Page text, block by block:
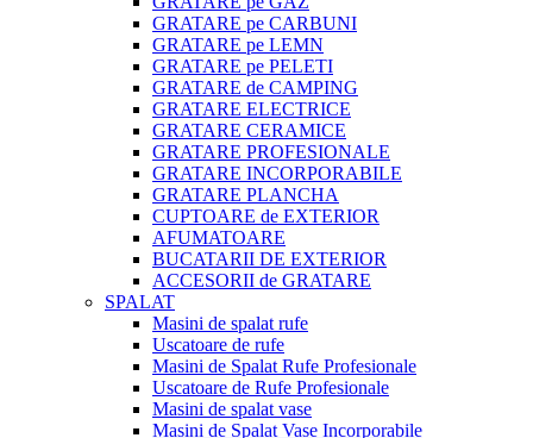
GRATARE pe CARBUNI
GRATARE pe LEMN
GRATARE pe PELETI
GRATARE de CAMPING
GRATARE ELECTRICE
GRATARE CERAMICE
GRATARE PROFESIONALE
GRATARE INCORPORABILE
GRATARE PLANCHA
CUPTOARE de EXTERIOR
AFUMATOARE
BUCATARII DE EXTERIOR
ACCESORII de GRATARE
SPALAT
Masini de spalat rufe
Uscatoare de rufe
Masini de Spalat Rufe Profesionale
Uscatoare de Rufe Profesionale
Masini de spalat vase
Masini de Spalat Vase Incorporabile